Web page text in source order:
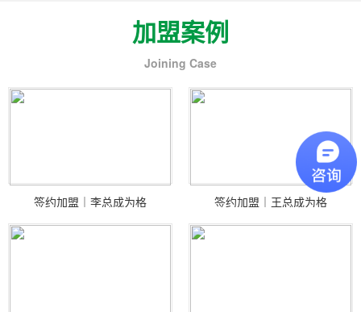
加盟案例
Joining Case
签约加盟｜李总成为格 签约加盟｜王总成为格